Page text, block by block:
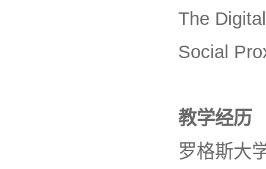
The
Social
教学经历
罗格斯大